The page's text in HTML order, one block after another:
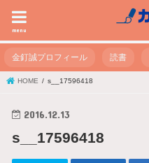
menu
金釘誠プロフィール 読書
HOME s__17596418
2016.12.13
s__17596418